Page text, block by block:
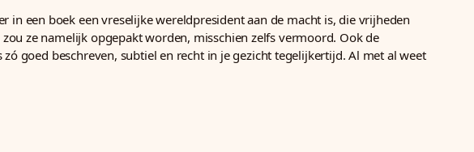
een boek een vreselijke wereldpresident aan de macht is, die vrijheden
ze namelijk opgepakt worden, misschien zelfs vermoord. Ook de
goed beschreven, subtiel en recht in je gezicht tegelijkertijd. Al met al weet